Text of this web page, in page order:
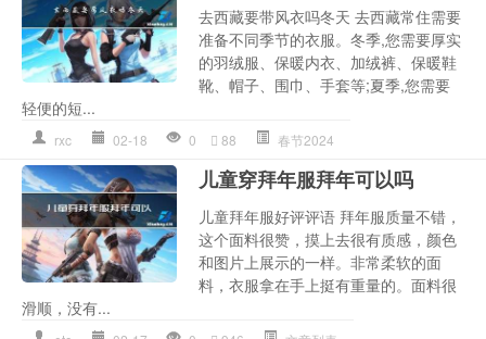
去西藏要带风衣吗冬天 去西藏常住需要
准备不同季节的衣服。冬季,您需要厚实
的羽绒服、保暖内衣、加绒裤、保暖鞋
靴、帽子、围巾、手套等;夏季,您需要
轻便的短...
rxc 02-18 0 88 春节2024
儿童穿拜年服拜年可以吗
儿童拜年服好评评语 拜年服质量不错，
这个面料很赞，摸上去很有质感，颜色
和图片上展示的一样。非常柔软的面
料，衣服拿在手上挺有重量的。面料很
滑顺，没有...